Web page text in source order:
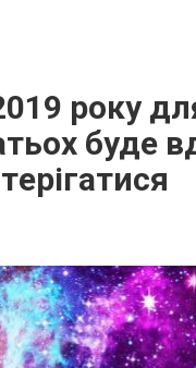
року
буде